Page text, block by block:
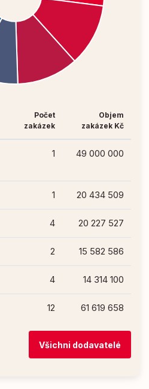
Počet
zakázek
Objem
zakázek Kč
1 49 000 000
1 20 434 509
4 20 227 527
2 15 582 586
4 14 314 100
12 61 619 658
Všichni dodavatelé